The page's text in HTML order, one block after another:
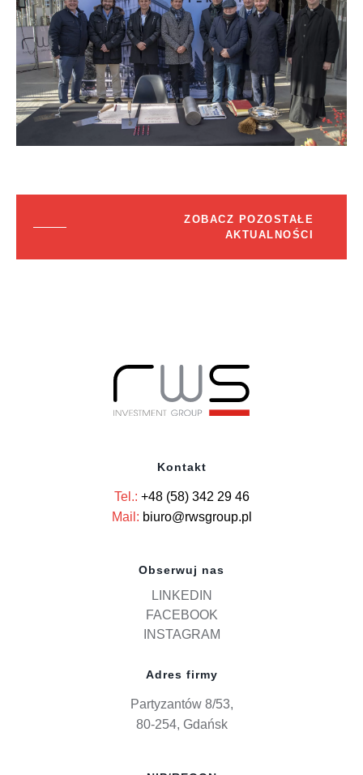
ZOBACZ POZOSTAŁE
AKTUALNOŚCI
Kontakt
Tel.: +48 (58) 342 29 46
Mail: biuro@rwsgroup.pl
Obserwuj nas
LINKEDIN
FACEBOOK
INSTAGRAM
Adres firmy
Partyzantów 8/53,
80-254, Gdańsk